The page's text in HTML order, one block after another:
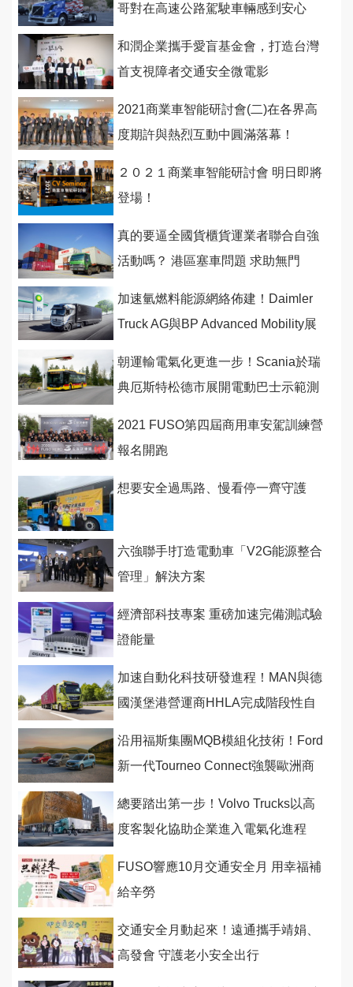
哥對在高速公路駕駛車輛感到安心
和潤企業攜手愛盲基金會，打造台灣
首支視障者交通安全微電影
2021商業車智能研討會(二)在各界高
度期許與熱烈互動中圓滿落幕！
２０２１商業車智能研討會 明日即將
登場！
真的要逼全國貨櫃貨運業者聯合自強
活動嗎？ 港區塞車問題 求助無門
加速氫燃料能源網絡佈建！Daimler
Truck AG與BP Advanced Mobility展
朝運輸電氣化更進一步！Scania於瑞
典厄斯特松德市展開電動巴士示範測
2021 FUSO第四屆商用車安駕訓練營
報名開跑
想要安全過馬路、慢看停一齊守護
六強聯手!打造電動車「V2G能源整合
管理」解決方案
經濟部科技專案 重磅加速完備測試驗
證能量
加速自動化科技研發進程！MAN與德
國漢堡港營運商HHLA完成階段性自
沿用福斯集團MQB模組化技術！Ford
新一代Tourneo Connect強襲歐洲商
總要踏出第一步！Volvo Trucks以高
度客製化協助企業進入電氣化進程
FUSO響應10月交通安全月 用幸福補
給辛勞
交通安全月動起來！遠通攜手靖娟、
高發會 守護老小安全出行